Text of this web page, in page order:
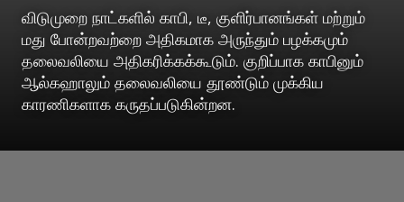
விடுமுறை நாட்களில் காபி, டீ, குளிர்பானங்கள் மற்றும்
மது போன்றவற்றை அதிகமாக அருந்தும் பழக்கமும்
தலைவலியை அதிகரிக்கக்கூடும். குறிப்பாக காபினும்
ஆல்கஹாலும் தலைவலியை தூண்டும் முக்கிய
காரணிகளாக கருதப்படுகின்றன.